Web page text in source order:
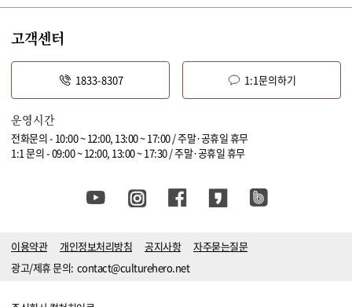
고객센터
1833-8307 1:1문의하기
운영시간
전화문의 - 10:00 ~ 12:00, 13:00 ~ 17:00 / 주말·공휴일 휴무
1:1 문의 - 09:00 ~ 12:00, 13:00 ~ 17:30 / 주말·공휴일 휴무
이용약관 개인정보처리방침 공지사항
자주묻는질문
광고/제휴 문의: contact@culturehero.net